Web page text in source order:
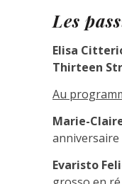
Les
Elisa
Thirteen
Au
Marie-
anniversaire
Evaristo